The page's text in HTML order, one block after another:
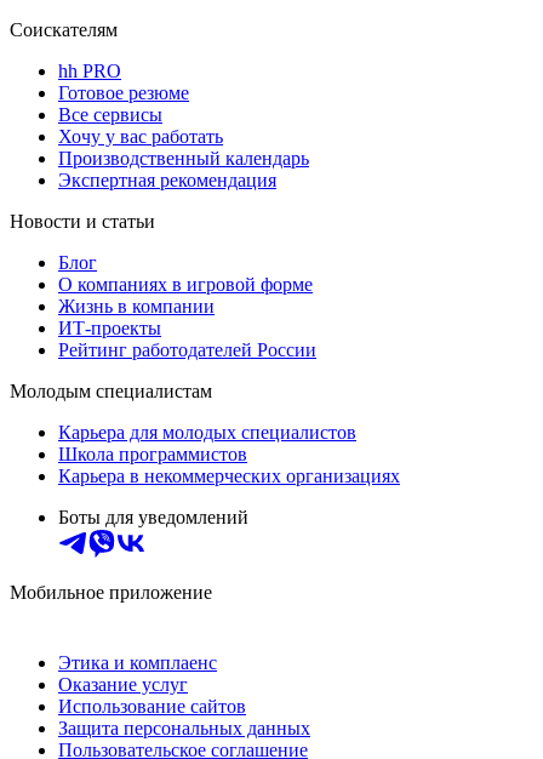
Соискателям
hh PRO
Готовое резюме
Все сервисы
Хочу у вас работать
Производственный календарь
Экспертная рекомендация
Новости и статьи
Блог
О компаниях в игровой форме
Жизнь в компании
ИТ-проекты
Рейтинг работодателей России
Молодым специалистам
Карьера для молодых специалистов
Школа программистов
Карьера в некоммерческих организациях
Боты для уведомлений
Мобильное приложение
Этика и комплаенс
Оказание услуг
Использование сайтов
Защита персональных данных
Пользовательское соглашение